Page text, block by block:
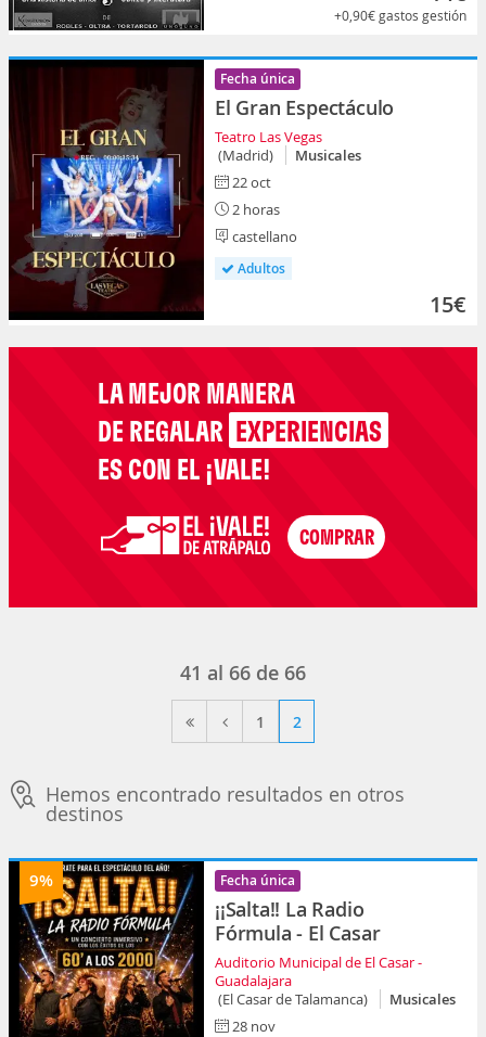
+0,90€gastos gestión
Fecha única
El Gran Espectáculo
Teatro Las Vegas
(Madrid)
Musicales
22 oct
2 horas
castellano
Adultos
15€
LA MEJOR MANERA
DE REGALAR EXPERIENCIAS
ES CON EL ¡VALE!
41 al 66 de 66
1 2
Hemos encontrado resultados en otros
destinos
9% Fecha única
¡¡Salta!! La Radio
Fórmula - El Casar
Auditorio Municipal de El Casar -
Guadalajara
(El Casar de Talamanca)
Musicales
28 nov